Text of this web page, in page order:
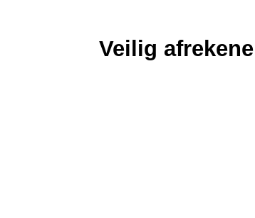
Veilig